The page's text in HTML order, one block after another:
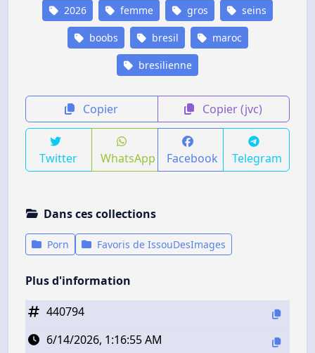
2026 femme gros seins
boobs bresil maroc
bresilienne
Copier Copier (jvc)
Twitter WhatsApp Facebook Telegram
Dans ces collections
Porn Favoris de IssouDesImages
Plus d'information
440794
6/14/2026, 1:16:55 AM